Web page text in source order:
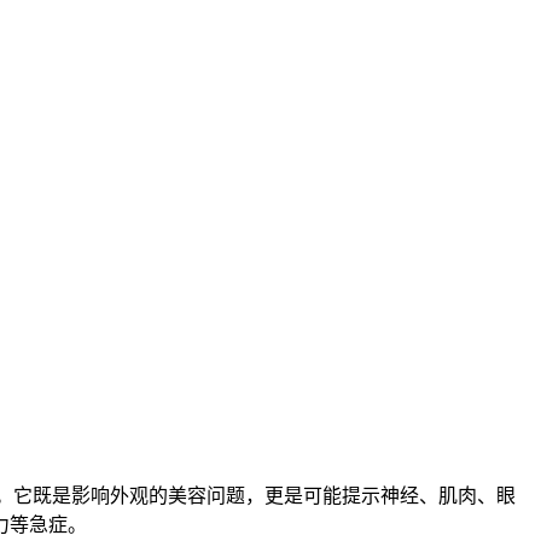
它既是影响外观的美容问题，更是可能提示神经、肌肉、眼
等急症。